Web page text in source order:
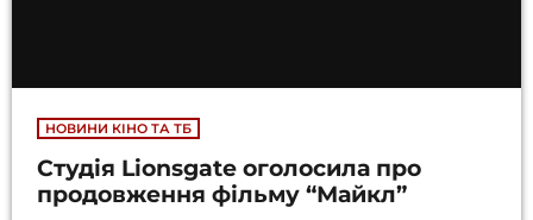
НОВИНИ КІНО ТА ТБ
Студія Lionsgate оголосила про
продовження фільму “Майкл”